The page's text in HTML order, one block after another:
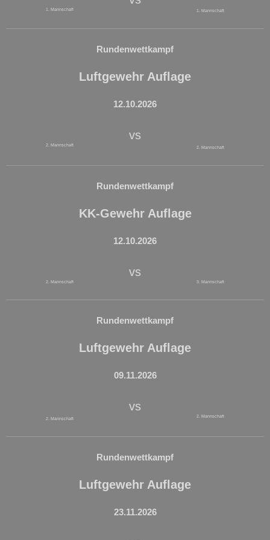
1. Mannschaft 1. Mannschaft
Rundenwettkampf
Luftgewehr Auflage
12.10.2026
2. Mannschaft
vs
2. Mannschaft
Rundenwettkampf
KK-Gewehr Auflage
12.10.2026
2. Mannschaft
vs
3. Mannschaft
Rundenwettkampf
Luftgewehr Auflage
09.11.2026
2. Mannschaft
vs
2. Mannschaft
Rundenwettkampf
Luftgewehr Auflage
23.11.2026